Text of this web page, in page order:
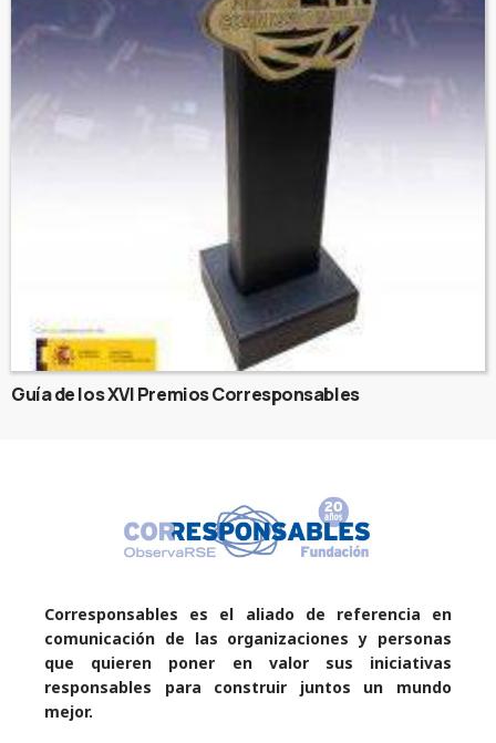
Guía de los XVI Premios Corresponsables
Corresponsables es el aliado de referencia en
comunicación de las organizaciones y personas
que quieren poner en valor sus iniciativas
responsables para construir juntos un mundo
mejor.